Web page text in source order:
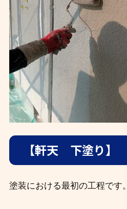
【軒天 下塗り】
塗装における最初の工程です。